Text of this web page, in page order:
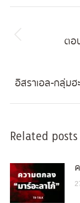
navigation
ตอ
อิสราเอล-กลุ่ม
Related posts